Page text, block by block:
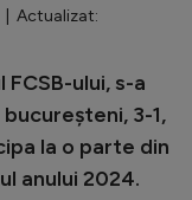
| Actualizat:
ului, s-a
3-1,
la o parte din
anului 2024.